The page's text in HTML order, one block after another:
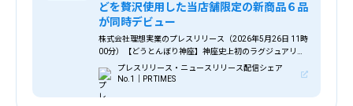
どを贅沢使用した当店舗限定の新商品６品
が同時デビュー
株式会社理想実業のプレスリリース（2026年5月26日 11時
00分）【どうとんぼり神座】神座史上初のラグジュアリー
型店舗が登場 出国前のプレミアムなお食事体験に和牛、
カニ、フカヒレなどを贅沢使用した当店舗限定の新商品６
品が同時デビュー
プレスリリース・ニュースリリース配信シェア
No.1｜PR TIMES